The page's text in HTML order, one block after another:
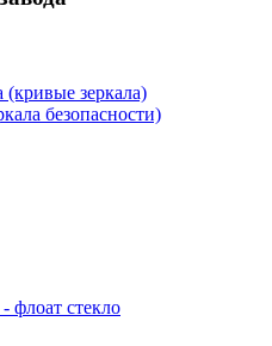
(кривые зеркала)
безопасности)
флоат стекло